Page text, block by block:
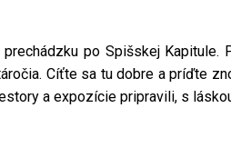
po Spišskej
Cíťte sa tu dobre a príďte
a expozície pripravili, s